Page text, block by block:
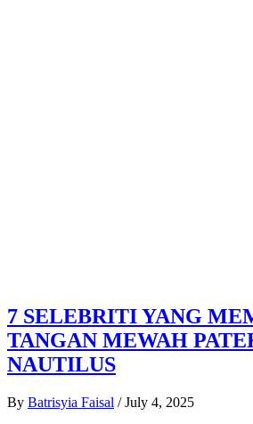
7 SELEBRITI YANG
TANGAN MEWAH
NAUTILUS
By Batrisyia Faisal / July 4, 2025